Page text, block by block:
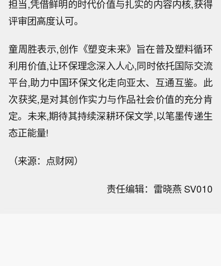
担当,凭借鲜明的时代价值与扎实的内容内核,获得
评审团高度认可。
童周胜表示,创作《塑变未来》旨在普及塑料循环
利用价值,让环保理念深入人心,同时依托国际交流
平台,助力中国环保文化走向亚太、互通互鉴。此
次获奖,是对其创作实力与作品社会价值的充分肯
定。未来,期待其持续深耕环保文学,以笔墨传递生
态正能量!
（来源：点财网）
责任编辑：雷晓燕 SV010